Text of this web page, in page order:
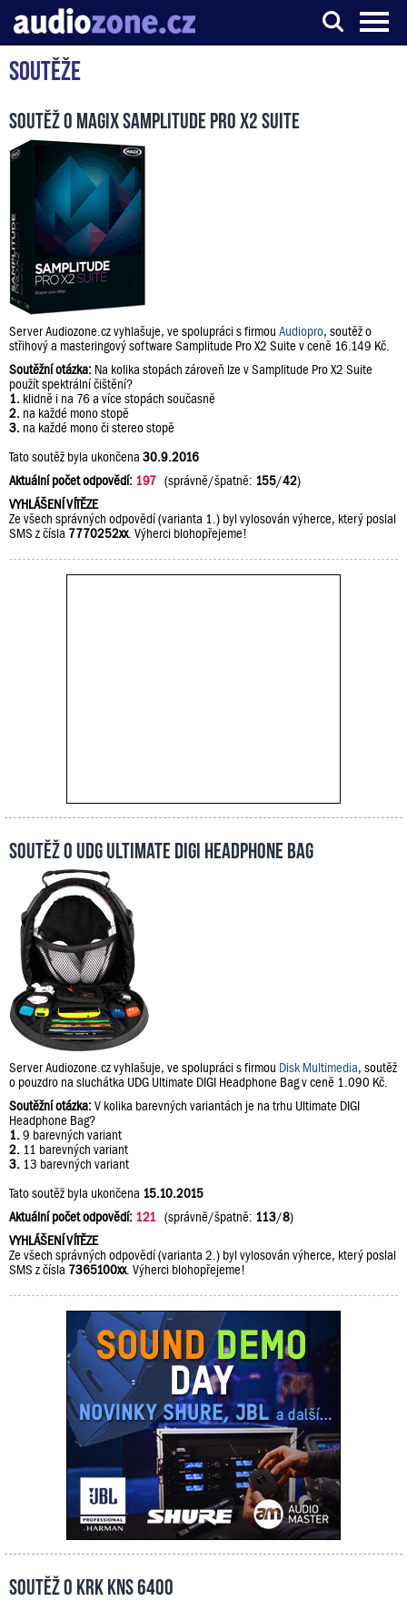
Server o digitálním zpracování zvuku
Soutěže
Soutěž o Magix Samplitude Pro X2 Suite
Server Audiozone.cz vyhlašuje, ve spolupráci s firmou Audiopro, soutěž o
střihový a masteringový software Samplitude Pro X2 Suite v ceně 16.149 Kč.
Soutěžní otázka: Na kolika stopách zároveň lze v Samplitude Pro X2 Suite
použít spektrální čištění?
1. klidně i na 76 a více stopách současně
2. na každé mono stopě
3. na každé mono či stereo stopě
Tato soutěž byla ukončena 30.9.2016
Aktuální počet odpovědí: 197 (správně/špatně: 155/42)
VYHLÁŠENÍ VÍTĚZE
Ze všech správných odpovědí (varianta 1.) byl vylosován výherce, který poslal
SMS z čísla 7770252xx. Výherci blohopřejeme!
Soutěž o UDG Ultimate DIGI Headphone Bag
Server Audiozone.cz vyhlašuje, ve spolupráci s firmou Disk Multimedia, soutěž
o pouzdro na sluchátka UDG Ultimate DIGI Headphone Bag v ceně 1.090 Kč.
Soutěžní otázka:V kolika barevných variantách je na trhu Ultimate DIGI
Headphone Bag?
1. 9 barevných variant
2. 11 barevných variant
3. 13 barevných variant
Tato soutěž byla ukončena 15.10.2015
Aktuální počet odpovědí: 121 (správně/špatně: 113/8)
VYHLÁŠENÍ VÍTĚZE
Ze všech správných odpovědí (varianta 2.) byl vylosován výherce, který poslal
SMS z čísla 7365100xx. Výherci blohopřejeme!
Soutěž o KRK KNS 6400